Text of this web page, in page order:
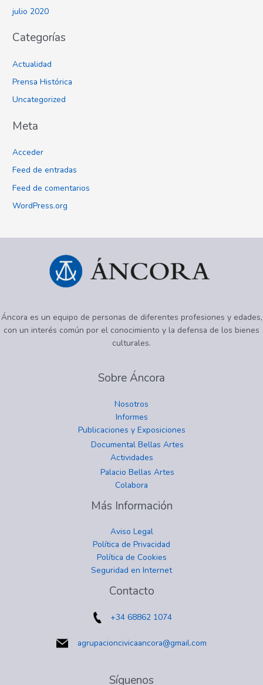
julio 2020
Categorías
Actualidad
Prensa Histórica
Uncategorized
Meta
Acceder
Feed de entradas
Feed de comentarios
WordPress.org
Áncora es un equipo de personas de diferentes profesiones y edades,
con un interés común por el conocimiento y la defensa de los bienes
culturales.
Sobre Áncora
Nosotros
Informes
Publicaciones y Exposiciones
Documental Bellas Artes
Actividades
Palacio Bellas Artes
Colabora
Más Información
Aviso Legal
Política de Privacidad
Política de Cookies
Seguridad en Internet
Contacto
+34 68862 1074
agrupacioncivicaancora@gmail.com
Síguenos
instagramfacebooktwitter